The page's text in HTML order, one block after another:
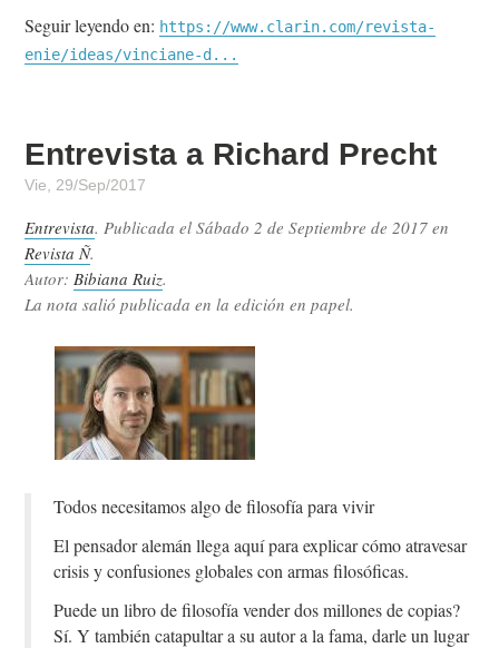
Seguir leyendo en: https://www.clarin.com/revista-
enie/ideas/vinciane-d...
Entrevista a Richard Precht
Vie, 29/Sep/2017
Entrevista. Publicada elSábado 2 de Septiembre de 2017 en
Revista Ñ.
Autor:Bibiana Ruiz.
La nota salió publicada en la edición en papel.
Todos necesitamos algo de filosofía para vivir
El pensador alemán llega aquí para explicar cómo atravesar
crisis y confusiones globales con armas filosóficas.
Puede un libro de filosofía vender dos millones de copias?
Sí. Y también catapultar a su autor a la fama, darle un lugar